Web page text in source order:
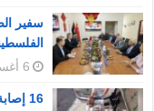
سفير
6 أغسطس، 2026
16